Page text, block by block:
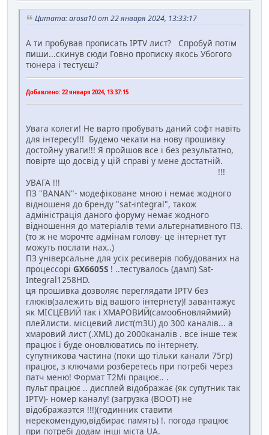
Цитата: arosa10 от 22 января 2024, 13:33:17
А ти пробував прописать IPTV лист? Спробуй потім
пиши...скинув сюди Говно прописку якось Убогого
тюнера і тестуєш?
Добавлено: 22 января 2024, 13:37:15
Увага колеги! Не варто пробувать даний софт навіть
для інтересу!!! Будемо чекати на нову прошивку
достойну уваги!!! Я пройшов все і без результатно,
повірте що досвід у цій справі у мене достатній.
!!!
УВАГА !!!
ПЗ "BANAN"- модефіковане мною і немає жодного
відношеня до бренду "sat-integral", також
адміністрація даного форуму немає жодного
відношення до матеріалів теми альтернативного ПЗ.
(то ж не морочте адмінам голову- це інтернет тут
можуть послати нах..)
ПЗ універсальне для усіх ресиверів побудованих на
процессорі GX6605S ! ..тестувалось (дамп) Sat-
Integral1258HD.
ця прошивка дозволяє переглядати IPTV без
глюків(залежить від вашого інтернету)! завантажує
як МІСЦЕВИЙ так і ХМАРОВИЙ(самообновляймий)
плейлисти. місцевий лист(m3U) до 300 каналів... а
хмаровий лист (.XML) до 2000каналів . все інше теж
працює і буде оновлюватись по інтернету.
супутникова частина (поки що тільки канали 75гр)
працює, з ключами розберетесь при потребі через
патч меню! Формат Т2Мі працює.. .
пульт працює .. дисплей відображає (як супутник так
IPTV)- номер каналу! (загрузка (BOOT) не
відображаэтся !!!)(годинник ставити
нерекомендую,відбирає память) !. погода працює
при потребі додам інші міста UA.